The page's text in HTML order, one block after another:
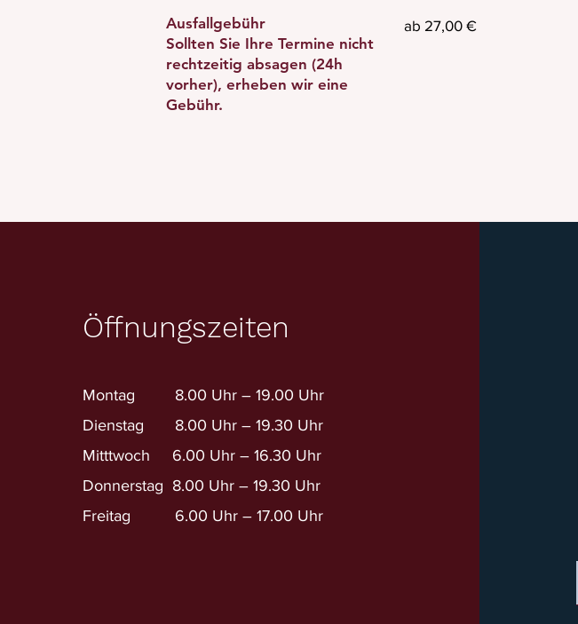
Ausfallgebühr
Sollten Sie Ihre Termine nicht
rechtzeitig absagen (24h
vorher), erheben wir eine
Gebühr.
ab 27,00 €
Öffnungszeiten
Montag 8.00 Uhr – 19.00 Uhr
Dienstag 8.00 Uhr – 19.30 Uhr
Mitttwoch 6.00 Uhr – 16.30 Uhr
Donnerstag 8.00 Uhr – 19.30 Uhr
Freitag 6.00 Uhr – 17.00 Uhr